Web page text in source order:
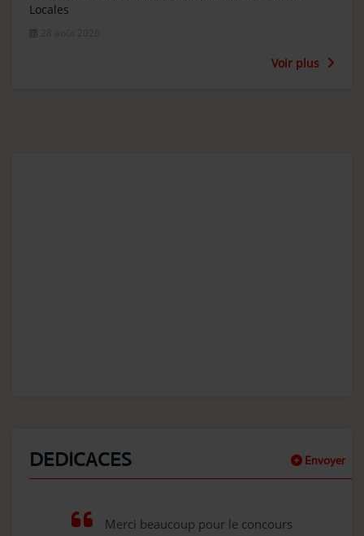
Locales
Voir plus
Envoyer
DEDICACES
Merci beaucoup pour le concours